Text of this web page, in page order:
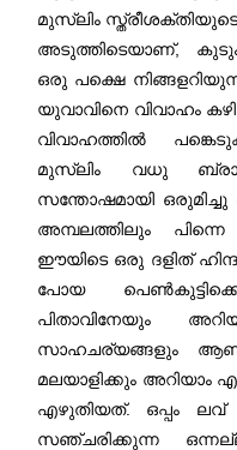
മുസ്‌ലിം
അടുത്തിടെയാണ്,
ഒരു പക്ഷെ
യുവാവിനെ വിവാഹം
വിവാഹത്തിൽ
മുസ്‌ലിം വധു
സന്തോഷമായി ഒരുമിച്ചു
അമ്പലത്തിലും പിന്നെ
ഈയിടെ ഒരു ദളിത്
പോയ
പിതാവിനേയും
സാഹചര്യങ്ങളും ആണ്
മലയാളിക്കും അറിയാം
എഴുതിയത്. ഒപ്പം ലവ്
സഞ്ചരിക്കുന്ന